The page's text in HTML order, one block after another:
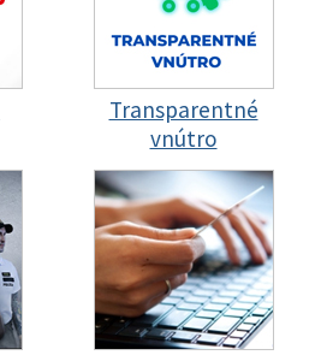
Transparentné
vnútro